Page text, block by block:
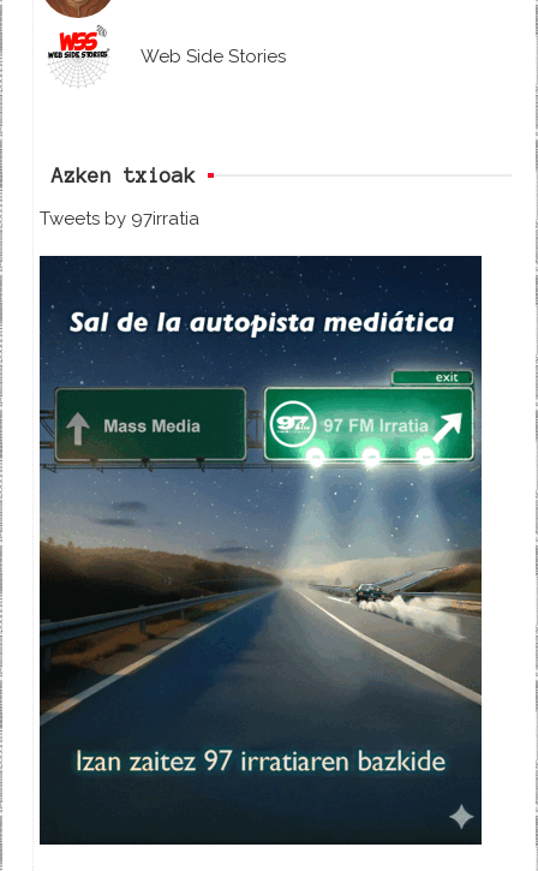
Web Side Stories
Azken txioak
Tweets by 97irratia